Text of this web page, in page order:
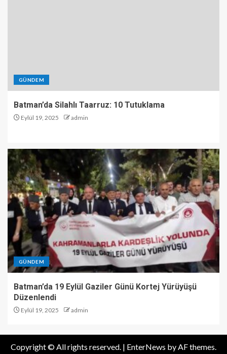
GÜNDEM
Batman’da Silahlı Taarruz: 10 Tutuklama
Eylül 19, 2025 admin
GÜNDEM
Batman’da 19 Eylül Gaziler Günü Kortej Yürüyüşü
Düzenlendi
Eylül 19, 2025 admin
Copyright © All rights reserved. | EnterNews by AF themes.